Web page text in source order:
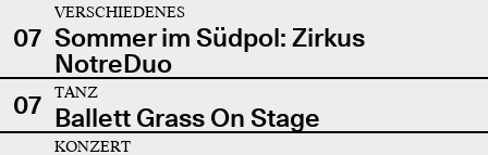
07
VERSCHIEDENES
Sommer im Südpol: Zirkus
NotreDuo
07
TANZ
Ballett Grass On Stage
KONZERT